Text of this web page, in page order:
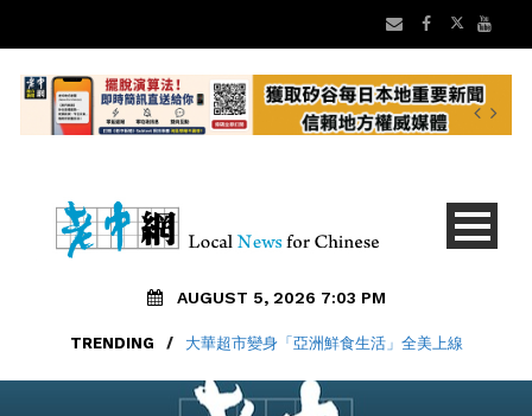
AUGUST 5, 2026 7:03 PM
TRENDING / 大華超市變身「亞洲鮮食生活」全美上線